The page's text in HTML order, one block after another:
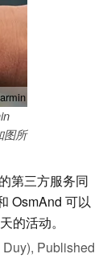
图所
第三方服务同
OsmAnd 可以
的活动。
Published